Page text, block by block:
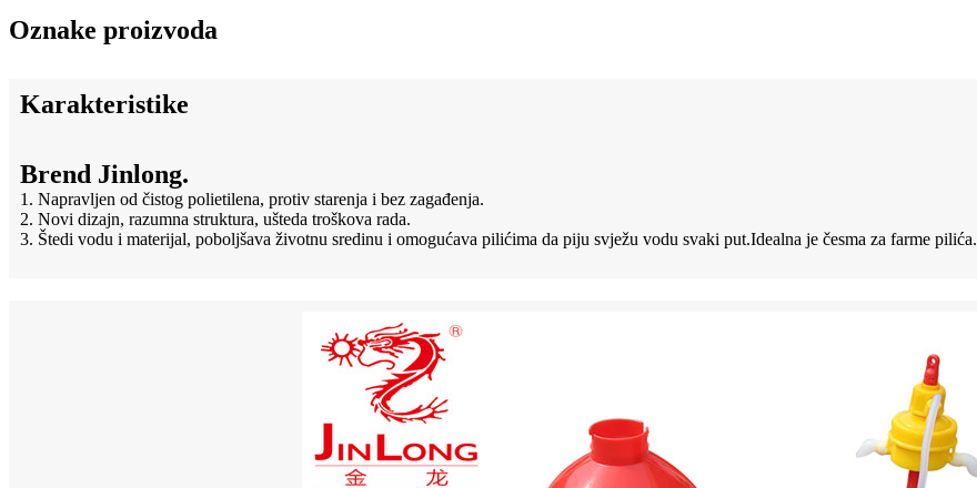
Oznake proizvoda
Karakteristike
Brend Jinlong.
1. Napravljen od čistog polietilena, protiv starenja i bez zagađenja.
2. Novi dizajn, razumna struktura, ušteda troškova rada.
3. Štedi vodu i materijal, poboljšava životnu sredinu i omogućava pilićima da piju svježu vodu svaki put.Idealna je česma za farme pilića.